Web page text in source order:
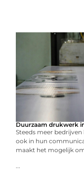
Duurzaam drukwerk
Steeds meer
ook in hun
maakt het mogelijk
...